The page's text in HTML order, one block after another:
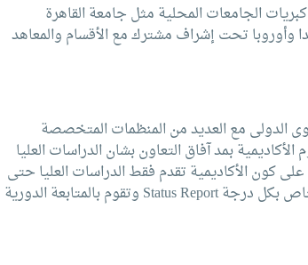
الجامعات المحلية مثل جامعة القاهرة
وأوروبا تحت إشراف مشترك مع الأقسام والمعاهد
الدولى مع العديد من المنظمات المتخصصة
بمد آفاق التعاون بشان الدراسات العليا
كون الأكاديمية تقدم فقط الدراسات العليا حتى
درجة الماجستيروفى هذا الخصوص قامت الأكاديمية بعمل قاعدة بيانات تحتوى على التقرير الخاص بكل درجة Status Report وتقوم بالمتابعة الدورية